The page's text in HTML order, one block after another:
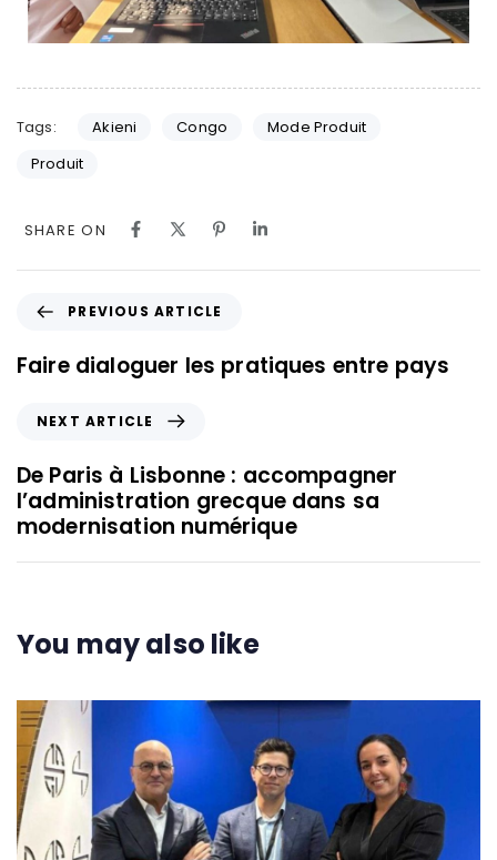
Tags: Akieni Congo
Mode Produit
Produit
SHARE ON
PREVIOUS ARTICLE
Faire dialoguer les pratiques entre pays
NEXT ARTICLE
De Paris à Lisbonne : accompagner
l’administration grecque dans sa
modernisation numérique
You may also like